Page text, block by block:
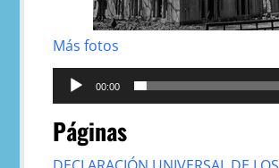
Más fotos
Reproductor
audio
00:00
Páginas